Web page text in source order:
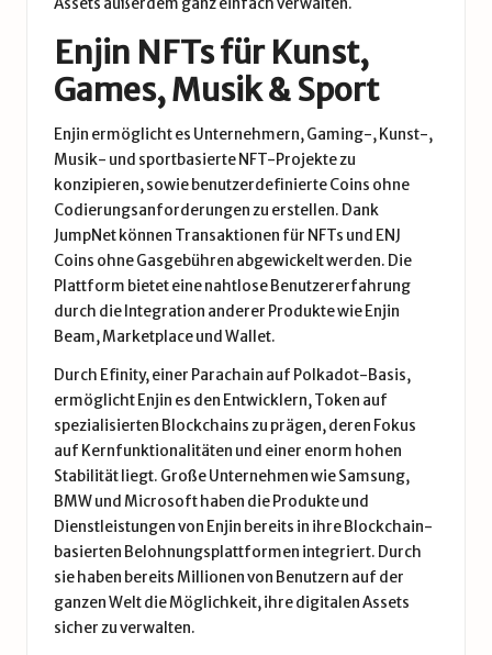
Enjin NFTs für Kunst,
Games, Musik & Sport
Enjin ermöglicht es Unternehmern, Gaming-, Kunst-,
Musik- und sportbasierte NFT-Projekte zu
konzipieren, sowie benutzerdefinierte Coins ohne
Codierungsanforderungen zu erstellen. Dank
JumpNet können Transaktionen für NFTs und ENJ
Coins ohne Gasgebühren abgewickelt werden. Die
Plattform bietet eine nahtlose Benutzererfahrung
durch die Integration anderer Produkte wie Enjin
Beam, Marketplace und Wallet.
Durch Efinity, einer Parachain auf Polkadot-Basis,
ermöglicht Enjin es den Entwicklern, Token auf
spezialisierten Blockchainszu prägen, deren Fokus
auf Kernfunktionalitäten und einer enorm hohen
Stabilität liegt. Große Unternehmen wie Samsung,
BMW und Microsoft haben die Produkte und
Dienstleistungen von Enjin bereits in ihre Blockchain-
basierten Belohnungsplattformen integriert. Durch
sie haben bereits Millionen von Benutzern auf der
ganzen Welt die Möglichkeit, ihre digitalen Assets
sicher zu verwalten.